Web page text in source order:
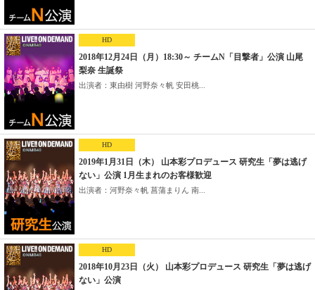
HD
2018年12月24日（月）18:30～ チームN「目撃者」公演 山尾
梨奈 生誕祭
出演者：東由樹 河野奈々帆 安田桃...
HD
2019年1月31日（木） 山本彩プロデュース 研究生「夢は逃げ
ない」公演 1月生まれのお客様歓迎
出演者：河野奈々帆 菖蒲まりん 南...
HD
2018年10月23日（火） 山本彩プロデュース 研究生「夢は逃げ
ない」公演